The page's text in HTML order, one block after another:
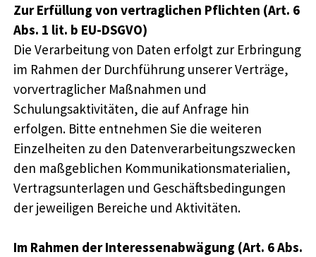
Zur Erfüllung von vertraglichen Pflichten (Art. 6
Abs. 1 lit. b EU-DSGVO)
Die Verarbeitung von Daten erfolgt zur Erbringung
im Rahmen der Durchführung unserer Verträge,
vorvertraglicher Maßnahmen und
Schulungsaktivitäten, die auf Anfrage hin
erfolgen. Bitte entnehmen Sie die weiteren
Einzelheiten zu den Datenverarbeitungszwecken
den maßgeblichen Kommunikationsmaterialien,
Vertragsunterlagen und Geschäftsbedingungen
der jeweiligen Bereiche und Aktivitäten.
Im Rahmen der Interessenabwägung (Art. 6 Abs.